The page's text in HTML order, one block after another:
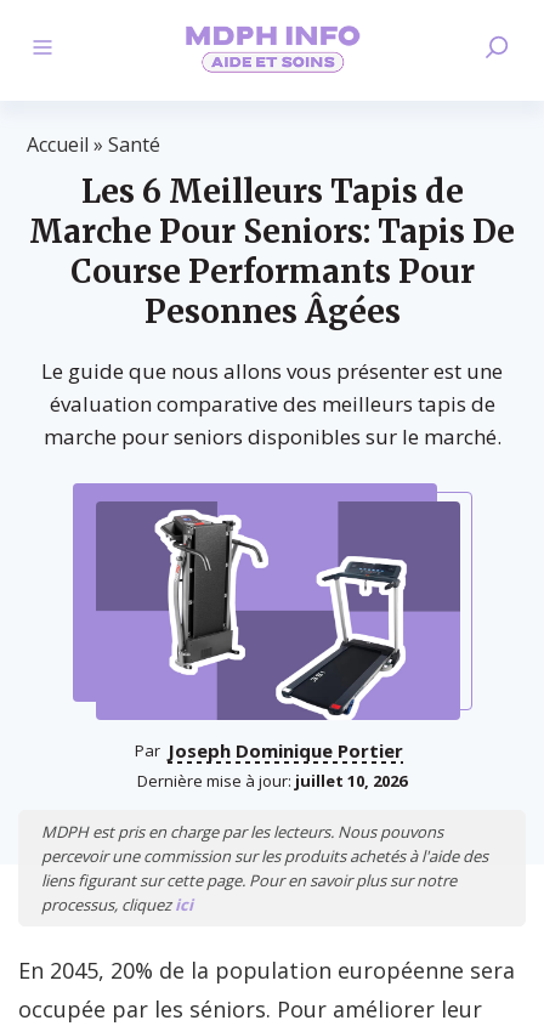
Accueil » Santé
Les 6 Meilleurs Tapis de
Marche Pour Seniors: Tapis De
Course Performants Pour
Pesonnes Âgées
Le guide que nous allons vous présenter est une
évaluation comparative des meilleurs tapis de
marche pour seniors disponibles sur le marché.
Par Joseph Dominique Portier
Dernière mise à jour: juillet 10, 2026
MDPH est pris en charge par les lecteurs. Nous pouvons
percevoir une commission sur les produits achetés à l'aide des
liens figurant sur cette page. Pour en savoir plus sur notre
processus, cliquezici
En 2045, 20% de la population européenne sera
occupée par les séniors. Pour améliorer leur